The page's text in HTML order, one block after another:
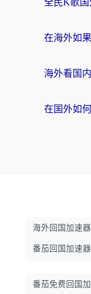
海外回国加速器
番茄回国加速器
番茄免费回国加